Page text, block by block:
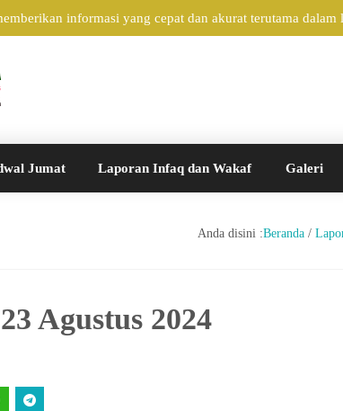
informasi yang cepat dan akurat terutama dalam
Jumat Laporan Infaq dan Wakaf Galeri
Anda disini :Beranda /
Agustus 2024